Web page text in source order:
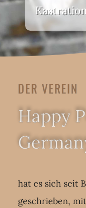
DER VEREIN
Happy
hat es sich seit
geschrieben,